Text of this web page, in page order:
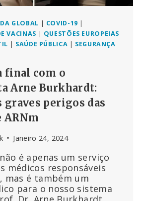
GLOBAL | COVID-19 |
VACINAS | QUESTÕES EUROPEIAS
| SAÚDE PÚBLICA | SEGURANÇA
final com o
Arne Burkhardt:
graves perigos das
ARNm
Janeiro 24, 2024
é apenas um serviço
médicos responsáveis
mas é também um
para o nosso sistema